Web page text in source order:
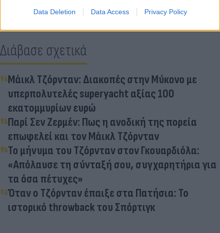
Data Deletion Data Access Privacy Policy
Διάβασε σχετικά
Μάικλ Τζόρνταν: Διακοπές στην Μύκονο με
υπερπολυτελές superyacht αξίας 100
εκατομμυρίων ευρώ
Παρί Σεν Ζερμέν: Πως η ανοδική της πορεία
επωφελεί και τον Μάικλ Τζόρνταν
Το μήνυμα του Τζόρνταν στον Γκουαρδιόλα:
«Απόλαυσε τη σύνταξή σου, συγχαρητήρια για
τα όσα πέτυχες»
Όταν ο Τζόρνταν έπαιξε στα Πατήσια: Το
ιστορικό throwback του Σπόρτιγκ